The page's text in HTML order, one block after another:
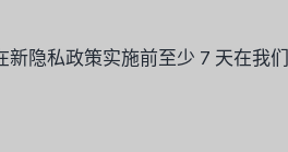
隐私政策实施前至少 7 天在我